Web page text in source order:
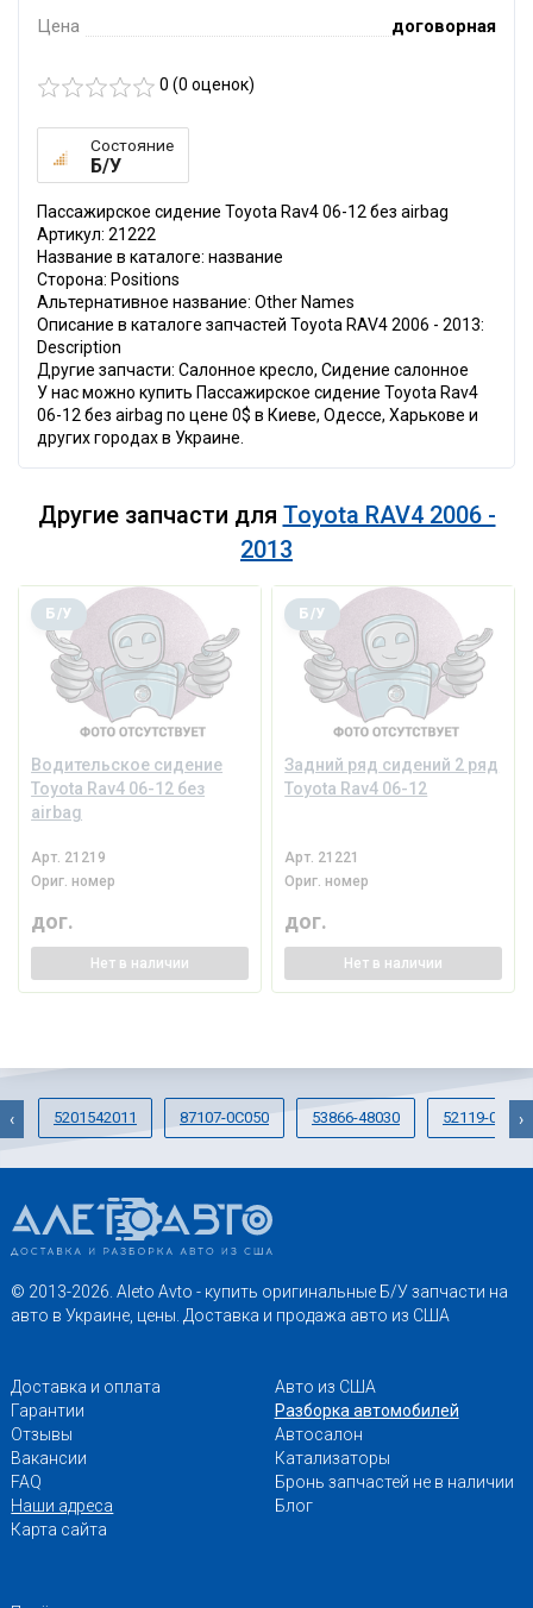
Цена
договорная
0 (0 оценок)
Состояние
Б/У
Пассажирское сидение Toyota Rav4 06-12 без airbag
Артикул: 21222
Название в каталоге: название
Сторона: Positions
Альтернативное название: Other Names
Описание в каталоге запчастей Toyota RAV4 2006 - 2013:
Description
Другие запчасти: Салонное кресло, Сидение салонное
У нас можно купить Пассажирское сидение Toyota Rav4
06-12 без airbag по цене 0$ в Киеве, Одессе, Харькове и
других городах в Украине.
Другие запчасти для Toyota RAV4 2006 -
2013
Водительское сидение
Toyota Rav4 06-12 без
airbag
Б/У
Арт. 21219
Ориг. номер
дог.
Нет в наличии
Задний ряд сидений 2 ряд
Toyota Rav4 06-12
Б/У
Арт. 21221
Ориг. номер
дог.
Нет в наличии
5201542011 87107-0C050 53866-48030 52119-07910
‹ ›
© 2013-2026. Aleto Avto - купить оригинальные Б/У запчасти на
авто в Украине, цены. Доставка и продажа авто из США
Доставка и оплата
Гарантии
Отзывы
Вакансии
FAQ
Наши адреса
Карта сайта
Авто из США
Разборка автомобилей
Автосалон
Катализаторы
Бронь запчастей не в наличии
Блог